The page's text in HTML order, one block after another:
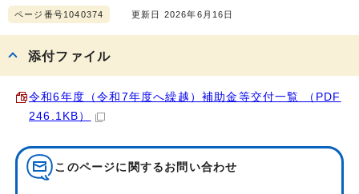
ページ番号1040374 更新日 2026年6月16日
添付ファイル
令和6年度（令和7年度へ繰越）補助金等交付一覧 （PDF
246.1KB）
このページに関する お問い合わせ